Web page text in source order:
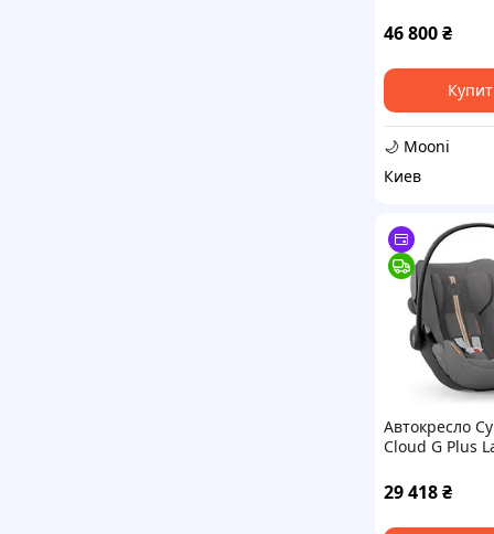
46 800₴
🌙 Mooni
Киев
Автокресло
Cloud G Plus
29 418₴